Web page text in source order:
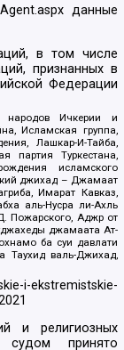
данные
в том числе
признанных в
Федерации
народов Ичкерии и
Исламская группа,
Лашкар-И-Тайба,
партия Туркестана,
исламского
джихад – Джамаат
Имарат Кавказ,
аль-Нусра ли-Ахль
Пожарского, Аджр от
джамаата Ат-
ба суи давлати
Таухид валь-Джихад,
i-ekstremistskie-
и религиозных
судом принято